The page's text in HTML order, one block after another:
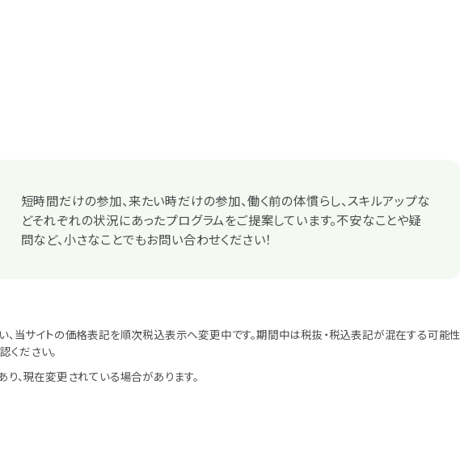
短時間だけの参加、来たい時だけの参加、働く前の体慣らし、スキルアップな
どそれぞれの状況にあったプログラムをご提案しています。不安なことや疑
問など、小さなことでもお問い合わせください！
当サイトの価格表記を順次税込表示へ変更中です。期間中は税抜・税込表記が混在する可能性
ください。
、現在変更されている場合があります。